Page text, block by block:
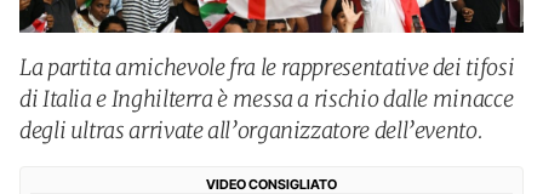
La partita amichevole fra le rappresentative dei tifosi
di Italia e Inghilterra è messa a rischio dalle minacce
degli ultras arrivate all’organizzatore dell’evento.
VIDEO CONSIGLIATO